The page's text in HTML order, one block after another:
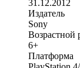
31.12.2012
Издатель
Sony
Возрастной
6+
Платформа